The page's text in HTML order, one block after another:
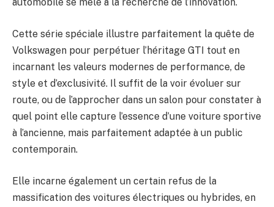
automobile se mêle à la recherche de l’innovation.
Cette série spéciale illustre parfaitement la quête de
Volkswagen pour perpétuer l’héritage GTI tout en
incarnant les valeurs modernes de performance, de
style et d’exclusivité. Il suffit de la voir évoluer sur
route, ou de l’approcher dans un salon pour constater à
quel point elle capture l’essence d’une voiture sportive
à l’ancienne, mais parfaitement adaptée à un public
contemporain.
Elle incarne également un certain refus de la
massification des voitures électriques ou hybrides, en